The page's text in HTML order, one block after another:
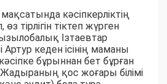
кәсіпкерліктің
тірлігін тіктеп жүрген
Ізтаевтар
Артур кеден ісінің маманы
бұрыннан бет бұрған
қос жоғары білімі